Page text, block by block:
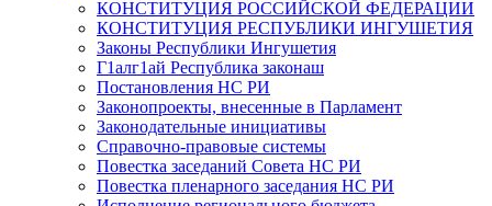
КОНСТИТУЦИЯ РОССИЙСКОЙ ФЕДЕРАЦИИ
КОНСТИТУЦИЯ РЕСПУБЛИКИ ИНГУШЕТИЯ
Законы Республики Ингушетия
Г1алг1ай Республика законаш
Постановления НС РИ
Законопроекты, внесенные в Парламент
Законодательные инициативы
Справочно-правовые системы
Повестка заседаний Совета НС РИ
Повестка пленарного заседания НС РИ